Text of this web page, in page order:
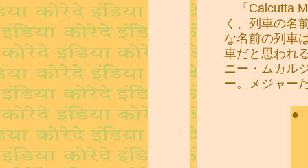
「Calcutta
く、列車の名
な名前の列車
車だと思われ
ニー・ムカル
ー。メジャー
●